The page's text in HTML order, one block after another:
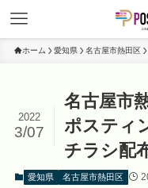
ホーム 愛知県 名古屋市熱田区
名古屋市
ポスティ
チラシ配
2022
3/07
愛知県 名古屋市熱田区